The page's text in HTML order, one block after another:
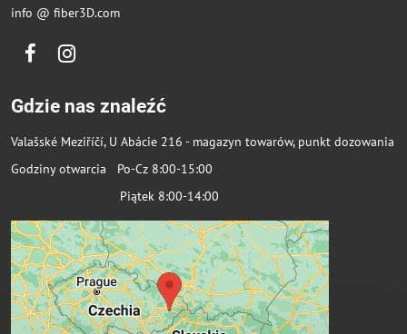
info @ fiber3D.com
FacebookInstagram
Gdzie nas znaleźć
Valašské Meziříčí, U Abácie 216 - magazyn towarów, punkt dozowania
Godziny otwarcia Po-Cz 8:00-15:00
Piątek 8:00-14:00